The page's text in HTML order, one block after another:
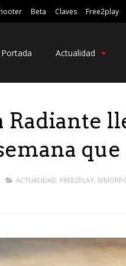
Beta Claves Free2play
Portada Actualidad
ACTUALIDAD, FREE2PLAY,